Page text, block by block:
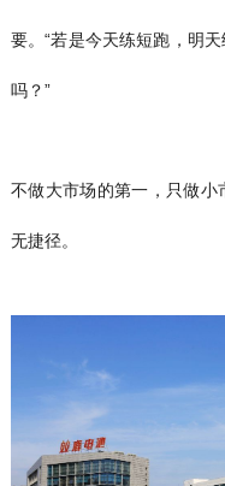
要。“若是今天练短跑，明
吗？”
不做大市场的第一，只做小
无捷径。